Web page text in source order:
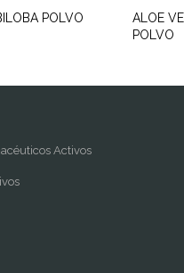
POLVO
ALOE
POLVO
Activos